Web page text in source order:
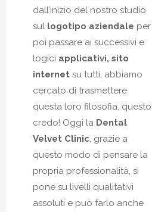
dall’inizio del nostro studio
sul logotipo aziendale per
poi passare ai successivi e
logici applicativi, sito
internetsu tutti, abbiamo
cercato di trasmettere
questa loro filosofia, questo
credo! Oggi la Dental
Velvet Clinic, grazie a
questo modo di pensare la
propria professionalità, si
pone su livelli qualitativi
assoluti e può farlo anche